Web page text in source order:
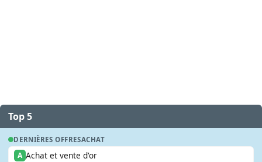
Top 5
DERNIÈRES OFFRESACHAT
A Achat et vente d'or